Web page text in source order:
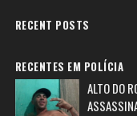
RECENT POSTS
RECENTES EM POLÍCIA
ALTO DO